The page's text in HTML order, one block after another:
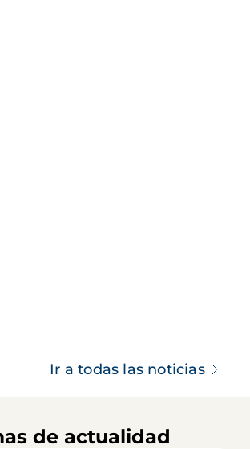
Ir a todas las noticias
de actualidad